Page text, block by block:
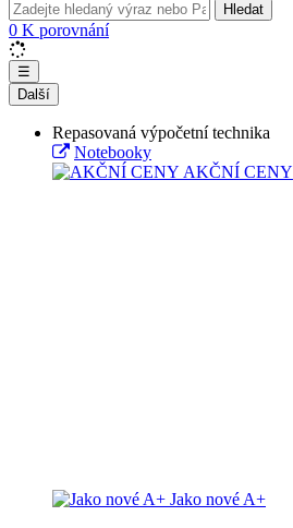
Hledat
0 K porovnání
☰
Další
Repasovaná výpočetní technika
Notebooky
AKČNÍ CENY
Jako nové A+